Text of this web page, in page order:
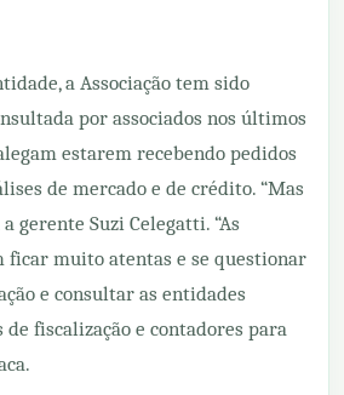
a Associação tem sido
por associados nos últimos
estarem recebendo pedidos
de mercado e de crédito. “Mas
gerente Suzi Celegatti. “As
ficar muito atentas e se questionar
e consultar as entidades
de fiscalização e contadores para